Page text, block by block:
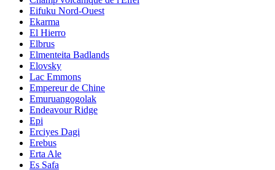
Eifuku Nord-Ouest
Ekarma
El Hierro
Elbrus
Elmenteita Badlands
Elovsky
Lac Emmons
Empereur de Chine
Emuruangogolak
Endeavour Ridge
Epi
Erciyes Dagi
Erebus
Erta Ale
Es Safa